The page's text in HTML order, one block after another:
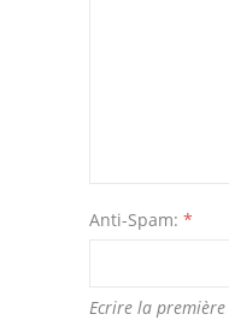
Anti-Spam: *
Ecrire la